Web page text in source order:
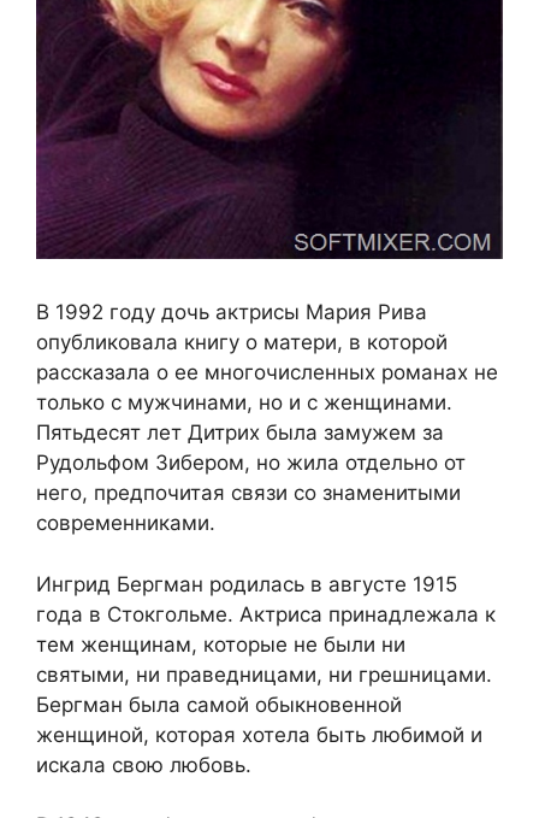
В 1992 году дочь актрисы Мария Рива
опубликовала книгу о матери, в которой
рассказала о ее многочисленных романах не
только с мужчинами, но и с женщинами.
Пятьдесят лет Дитрих была замужем за
Рудольфом Зибером, но жила отдельно от
него, предпочитая связи со знаменитыми
современниками.
Ингрид Бергман родилась в августе 1915
года в Стокгольме. Актриса принадлежала к
тем женщинам, которые не были ни
святыми, ни праведницами, ни грешницами.
Бергман была самой обыкновенной
женщиной, которая хотела быть любимой и
искала свою любовь.